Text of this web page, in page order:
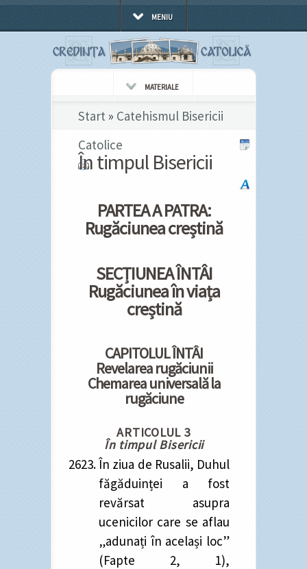
MENIU
MATERIALE
Start » Catehismul Bisericii
Catolice
În timpul Bisericii
PARTEA A PATRA:
Rugăciunea creștină
SECȚIUNEA ÎNTÂI
Rugăciunea în viața
creștină
CAPITOLUL ÎNTÂI
Revelarea rugăciunii
Chemarea universală la
rugăciune
ARTICOLUL 3
În timpul Bisericii
În ziua de Rusalii, Duhul
făgăduinței a fost
revărsat asupra
ucenicilor care se aflau
„adunați în același loc”
(Fapte 2, 1),